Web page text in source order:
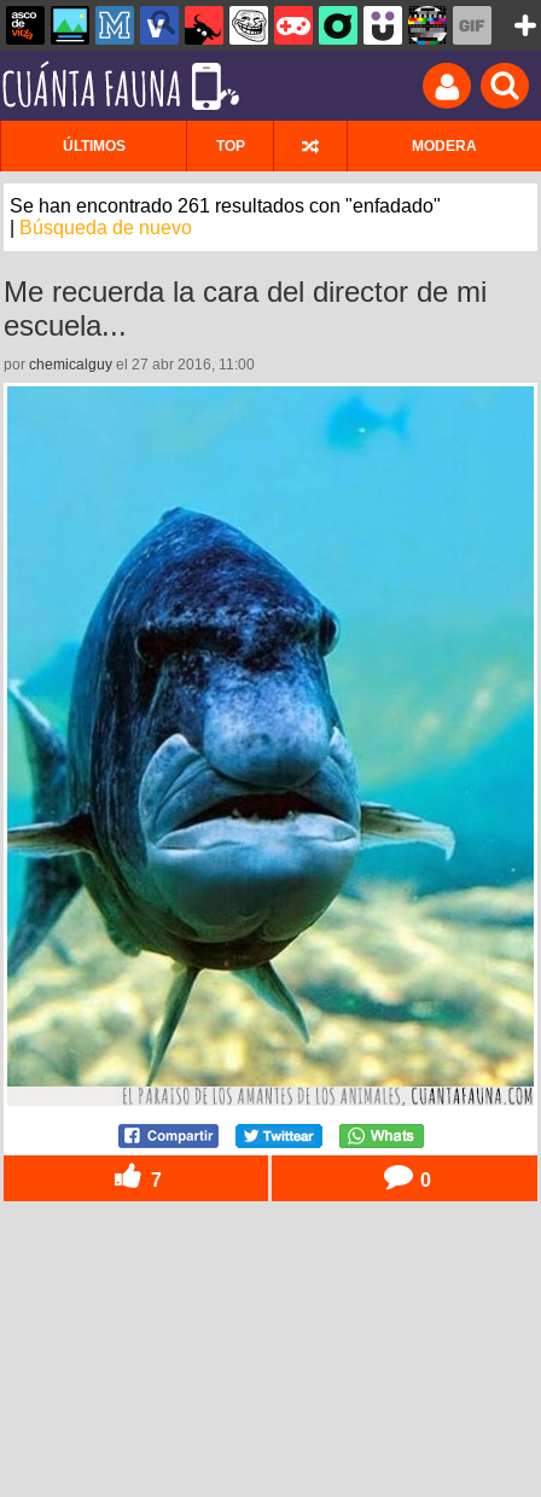
ÚLTIMOS TOP MODERA
Se han encontrado 261 resultados con "enfadado"
Búsqueda de nuevo
Me recuerda la cara del director de mi
escuela...
por chemicalguy el 27 abr 2016, 11:00
7 0